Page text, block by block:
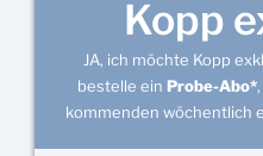
Kopp
JA, ich möchte Kopp
bestelle einProbe-Abo*
kommenden wöchentlich